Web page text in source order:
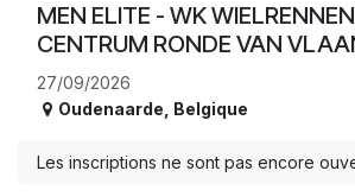
MEN ELITE - WK
CENTRUM RONDE VAN
27/09/2026
Oudenaarde Belgique
Les inscriptions ne sont pas encore